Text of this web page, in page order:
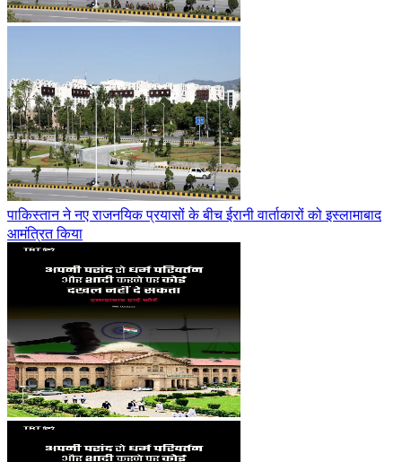
पाकिस्तान ने नए राजनयिक प्रयासों के बीच ईरानी वार्ताकारों को इस्लामाबाद
आमंत्रित किया